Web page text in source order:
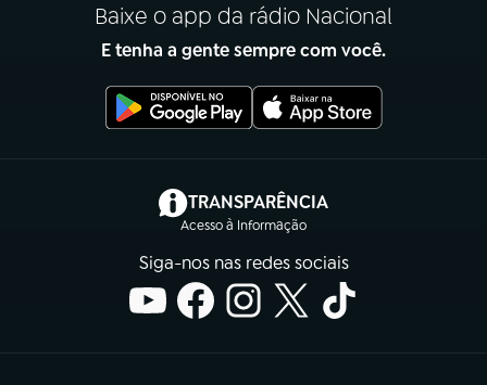
Baixe o app da rádio Nacional
E tenha a gente sempre com você.
TRANSPARÊNCIA
Acesso à Informação
(abre em nova aba)
Siga-nos nas redes sociais